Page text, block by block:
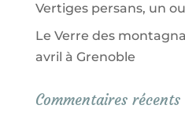
Vertiges persans, un
Le Verre des
avril à Grenoble
Commentaires récents